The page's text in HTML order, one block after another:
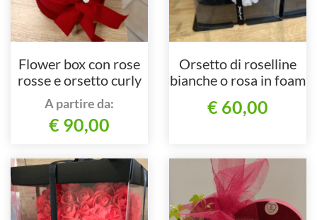
Flower box con rose
rosse e orsetto curly
A partire da:
€ 90,00
Orsetto di roselline
bianche o rosa in foam
€ 60,00